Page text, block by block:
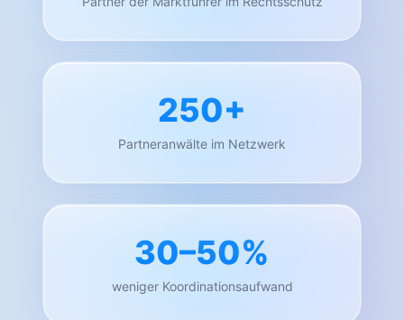
250+
Partneranwälte im Netzwerk
30–50%
weniger Koordinationsaufwand